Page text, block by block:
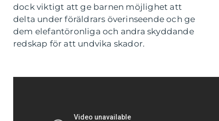
dock viktigt att ge barnen möjlighet att
delta under föräldrars överinseende och ge
dem elefantöronliga och andra skyddande
redskap för att undvika skador.